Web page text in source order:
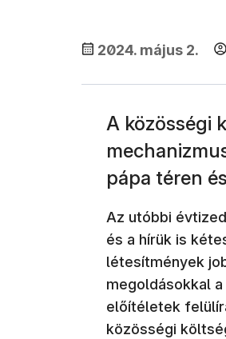
2024. május 2.
A közösségi
pápa téren
Az utóbbi
és a hírük is
létesítmények
megoldásokkal
előítéletek
közösségi